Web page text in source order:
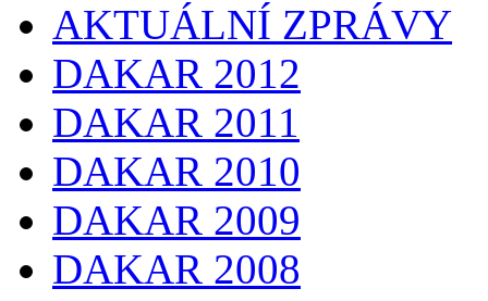
AKTUÁLNÍ ZPRÁVY
DAKAR 2012
DAKAR 2011
DAKAR 2010
DAKAR 2009
DAKAR 2008